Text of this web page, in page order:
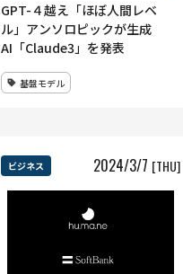
GPT-４越え「ほぼ人間レベ
ル」アンソロピックが生成
AI「Claude3」を発表
基盤モデル
ビジネス 2024/3/7 [THU]